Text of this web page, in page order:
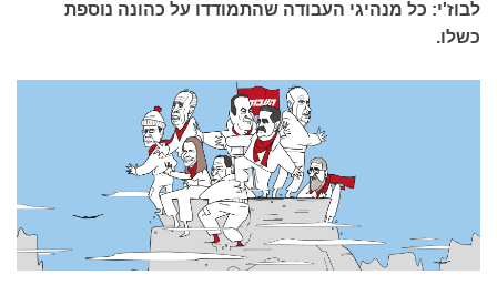
לבוז'י: כל מנהיגי העבודה שהתמודדו על כהונה נוספת
כשלו.